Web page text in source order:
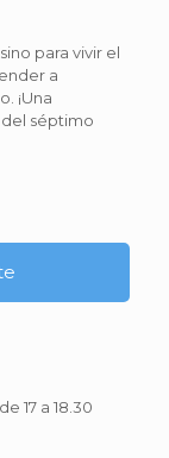
para vivir el
a
¡Una
séptimo
17 a 18.30